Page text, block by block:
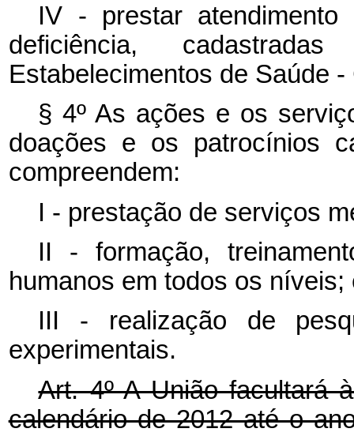
IV - prestar
deficiência,
Estabelecimentos de Saúde
§ 4º As ações e os
doações e os patrocínios
compreendem:
I - prestação de serviços
II - formação,
humanos em todos os níveis;
III - realização de
experimentais.
Art. 4º A União facultará
calendário de 2012 até o